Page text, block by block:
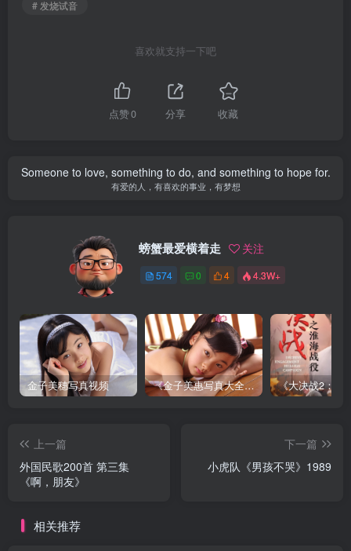
# 发烧试音
喜欢就支持一下吧
点赞0 分享 收藏
Someone to love, something to do, and something to hope for.
有爱的人，有喜欢的事业，有梦想
螃蟹最爱横着走 关注
574 0 4 4.3W+
金子美穗写真视频 《金子美惠写真大全》第一卷
上一篇
外国民歌200首 第三集
《啊，朋友》
下一篇
小虎队《男孩不哭》1989
相关推荐